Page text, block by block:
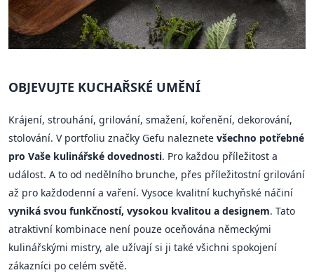
OBJEVUJTE KUCHAŘSKÉ UMĚNÍ
Krájení, strouhání, grilování, smažení, kořenění, dekorování,
stolování. V portfoliu značky Gefu naleznete všechno potřebné
pro Vaše kulinářské dovednosti. Pro každou příležitost a
událost. A to od nedělního brunche, přes příležitostní grilování
až pro každodenní a vaření. Vysoce kvalitní kuchyňské náčiní
vyniká svou funkčností, vysokou kvalitou a designem. Tato
atraktivní kombinace není pouze oceňována německými
kulinářskými mistry, ale užívají si ji také všichni spokojení
zákazníci po celém světě.